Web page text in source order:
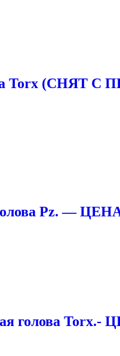
Torx (СНЯТ
голова Pz. —
голова